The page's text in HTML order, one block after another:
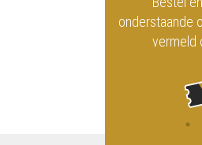
onderstaande
vermeld